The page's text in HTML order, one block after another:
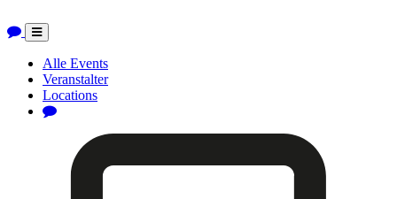
Toggle
navigation
Alle Events
Veranstalter
Locations